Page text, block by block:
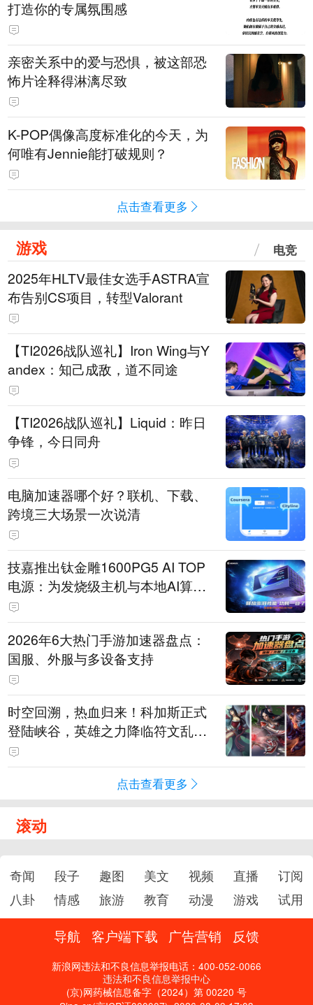
打造你的专属氛围感
亲密关系中的爱与恐惧，被这部恐
怖片诠释得淋漓尽致
K-POP偶像高度标准化的今天，为
何唯有Jennie能打破规则？
点击查看更多
游戏 电竞
2025年HLTV最佳女选手ASTRA宣
布告别CS项目，转型Valorant
【TI2026战队巡礼】Iron Wing与Y
andex：知己成敌，道不同途
【TI2026战队巡礼】Liquid：昨日
争锋，今日同舟
电脑加速器哪个好？联机、下载、
跨境三大场景一次说清
技嘉推出钛金雕1600PG5 AI TOP
电源：为发烧级主机与本地AI算力
打造旗舰供电方案
2026年6大热门手游加速器盘点：
国服、外服与多设备支持
时空回溯，热血归来！科加斯正式
登陆峡谷，英雄之力降临符文乱
斗！
点击查看更多
滚动
奇闻 段子 趣图 美文 视频 直播
订阅
八卦
情感 旅游 教育 动漫 游戏 试用
导航 客户端下载 广告营销 反馈
新浪网违法和不良信息举报电话：400-052-0066
违法和不良信息举报中心
(京)网药械信息备字（2024）第 00220 号